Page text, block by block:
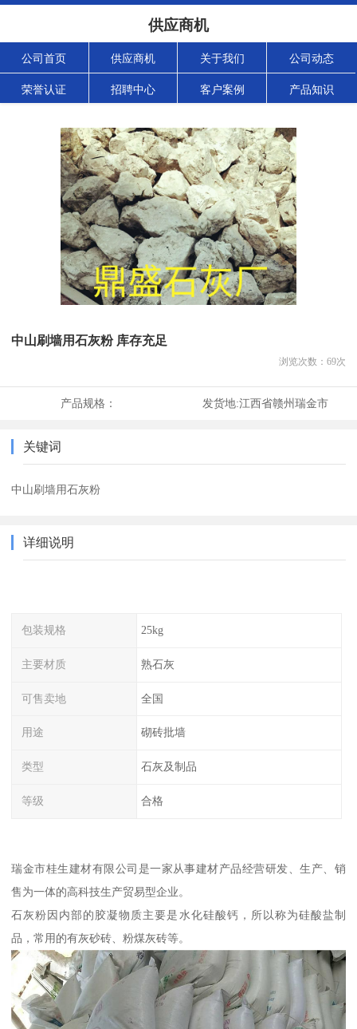
供应商机
公司首页 供应商机 关于我们 公司动态
荣誉认证 招聘中心 客户案例 产品知识
中山刷墙用石灰粉 库存充足
浏览次数： 69次
产品规格： 发货地:江西省赣州瑞金市
关键词
中山刷墙用石灰粉
详细说明
包装规格 25kg
主要材质 熟石灰
可售卖地 全国
用途 砌砖批墙
类型 石灰及制品
等级 合格
瑞金市桂生建材有限公司是一家从事建材产品经营研发、生产、销
售为一体的高科技生产贸易型企业。
石灰粉因内部的胶凝物质主要是水化硅酸钙，所以称为硅酸盐制
品，常用的有灰砂砖、粉煤灰砖等。